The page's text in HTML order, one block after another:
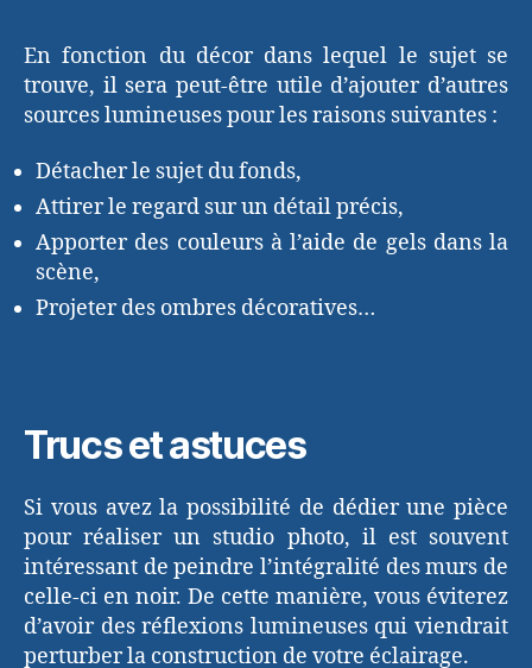
En fonction du décor dans lequel le sujet se
trouve, il sera peut-être utile d’ajouter d’autres
sources lumineuses pour les raisons suivantes :
Détacher le sujet du fonds,
Attirer le regard sur un détail précis,
Apporter des couleurs à l’aide de gels dans la
scène,
Projeter des ombres décoratives…
Trucs et astuces
Si vous avez la possibilité de dédier une pièce
pour réaliser un studio photo, il est souvent
intéressant de peindre l’intégralité des murs de
celle-ci en noir. De cette manière, vous éviterez
d’avoir des réflexions lumineuses qui viendrait
perturber la construction de votre éclairage.